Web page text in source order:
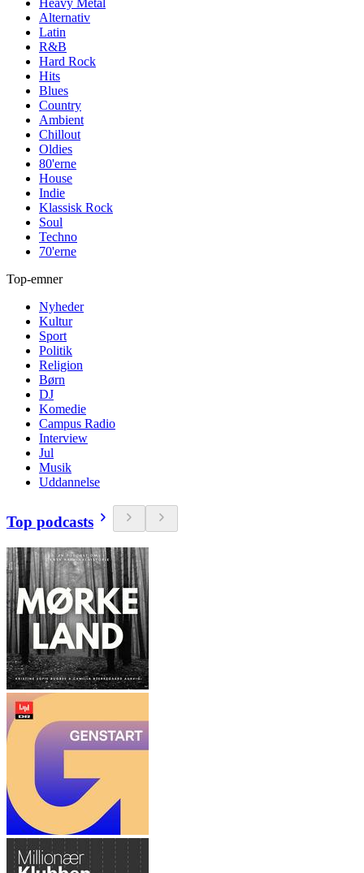
Heavy Metal
Alternativ
Latin
R&B
Hard Rock
Hits
Blues
Country
Ambient
Chillout
Oldies
80'erne
House
Indie
Klassisk Rock
Soul
Techno
70'erne
Top-emner
Nyheder
Kultur
Sport
Politik
Religion
Børn
DJ
Komedie
Campus Radio
Interview
Jul
Musik
Uddannelse
Top podcasts